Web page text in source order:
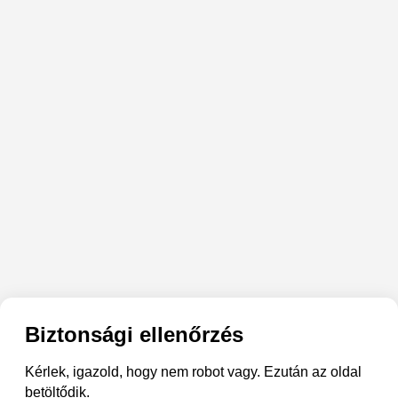
Biztonsági ellenőrzés
Kérlek, igazold, hogy nem robot vagy. Ezután az oldal
betöltődik.